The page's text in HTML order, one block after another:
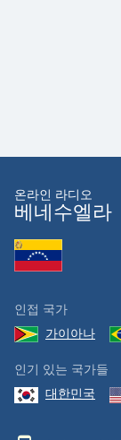
온라인 라디오
베네수엘라
인접 국가
가이아나
인기 있는 국가들
대한민국